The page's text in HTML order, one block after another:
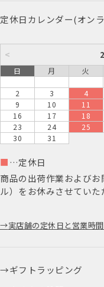
定休日カレンダー(オン
<
日 月 火
2
3 4
9
10 11
16
17 18
23
24 25
30
31
■ …定休日
商品の出荷作業および
ル）をお休みさせていた
実店舗の定休日と営業時
ギフトラッピング